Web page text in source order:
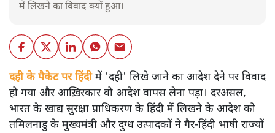
में लिखने का विवाद क्यों हुआ।
दही के पैकेट पर हिंदीमें 'दही' लिखे जाने का आदेश देने पर विवाद
हो गया और आख़िरकार वो आदेश वापस लेना पड़ा। दरअसल,
भारत के खाद्य सुरक्षा प्राधिकरण के हिंदी में लिखने के आदेश को
तमिलनाडु के मुख्यमंत्री और दुग्ध उत्पादकों ने गैर-हिंदी भाषी राज्यों